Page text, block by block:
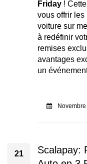
Friday !
vous offrir
voiture sur
à redéfinir
remises
avantages
un
21
Scalapay: